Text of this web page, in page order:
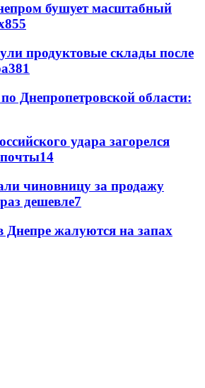
бушует масштабный
855
продуктовые склады после
381
Днепропетровской области:
удара загорелся
14
чиновницу за продажу
дешевле7
Днепре жалуются на запах